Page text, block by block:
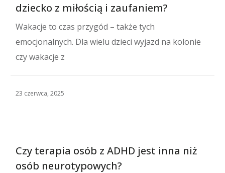
dziecko z miłością i zaufaniem?
Wakacje to czas przygód – także tych
emocjonalnych. Dla wielu dzieci wyjazd na kolonie
czy wakacje z
23 czerwca, 2025
Czy terapia osób z ADHD jest inna niż
osób neurotypowych?